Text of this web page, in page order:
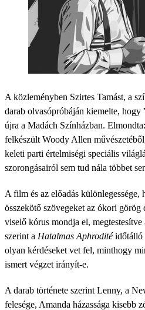
A közleményben Szirtes Tamást, a
darab olvasópróbáján kiemelte, hogy
újra a Madách Színházban.
felkészült Woody Allen
keleti parti értelmiségi speciális
szorongásairól sem tud nála többet
A film és az előadás különlegessége,
összekötő szövegeket az ókori görög
viselő kórus mondja el,
szerint a Hatalmas Aphroditéidőtálló
olyan kérdéseket vet fel, minthogy
ismert végzet irányít-e.
A darab története szerint Lenny, a
felesége, Amanda házassága kisebb